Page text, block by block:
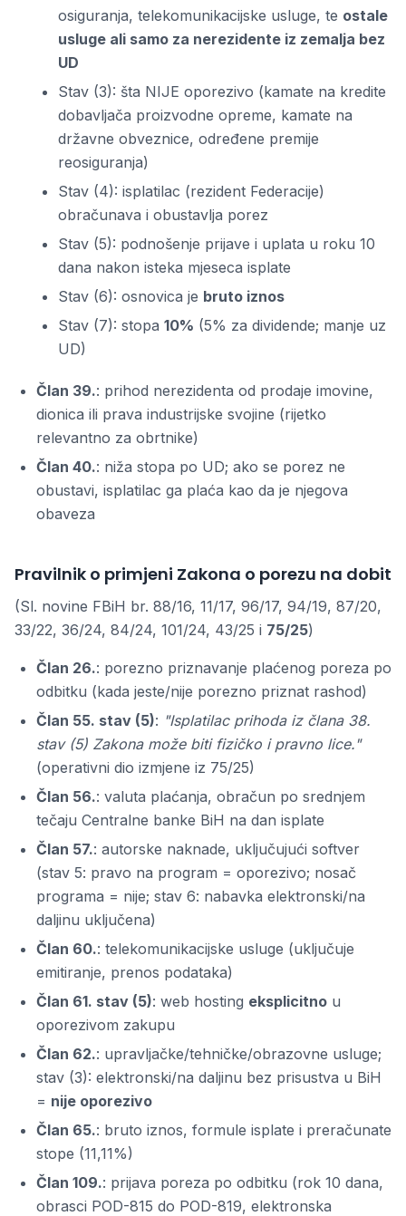
osiguranja, telekomunikacijske usluge, te ostale
usluge ali samo za nerezidente iz zemalja bez
UD
Stav (3): šta NIJE oporezivo (kamate na kredite
dobavljača proizvodne opreme, kamate na
državne obveznice, određene premije
reosiguranja)
Stav (4): isplatilac (rezident Federacije)
obračunava i obustavlja porez
Stav (5): podnošenje prijave i uplata u roku 10
dana nakon isteka mjeseca isplate
Stav (6): osnovica je bruto iznos
Stav (7): stopa 10% (5% za dividende; manje uz
UD)
Član 39.: prihod nerezidenta od prodaje imovine,
dionica ili prava industrijske svojine (rijetko
relevantno za obrtnike)
Član 40.: niža stopa po UD; ako se porez ne
obustavi, isplatilac ga plaća kao da je njegova
obaveza
Pravilnik o primjeni Zakona o porezu na dobit
(Sl. novine FBiH br. 88/16, 11/17, 96/17, 94/19, 87/20,
33/22, 36/24, 84/24, 101/24, 43/25 i 75/25)
Član 26.: porezno priznavanje plaćenog poreza po
odbitku (kada jeste/nije porezno priznat rashod)
Član 55. stav (5): "Isplatilac prihoda iz člana 38.
stav (5) Zakona može biti fizičko i pravno lice."
(operativni dio izmjene iz 75/25)
Član 56.: valuta plaćanja, obračun po srednjem
tečaju Centralne banke BiH na dan isplate
Član 57.: autorske naknade, uključujući softver
(stav 5: pravo na program = oporezivo; nosač
programa = nije; stav 6: nabavka elektronski/na
daljinu uključena)
Član 60.: telekomunikacijske usluge (uključuje
emitiranje, prenos podataka)
Član 61. stav (5): web hosting eksplicitno u
oporezivom zakupu
Član 62.: upravljačke/tehničke/obrazovne usluge;
stav (3): elektronski/na daljinu bez prisustva u BiH
= nije oporezivo
Član 65.: bruto iznos, formule isplate i preračunate
stope (11,11%)
Član 109.: prijava poreza po odbitku (rok 10 dana,
obrasci POD-815 do POD-819, elektronska